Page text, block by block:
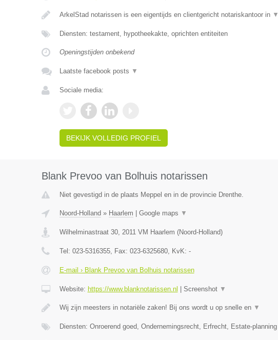
ArkelStad notarissen is een eigentijds en clientgericht notariskantoor in ▼
Diensten: testament, hypotheekakte, oprichten entiteiten
Openingstijden onbekend
Laatste facebook posts ▼
Sociale media:
BEKIJK VOLLEDIG PROFIEL
Blank Prevoo van Bolhuis notarissen
Niet gevestigd in de plaats Meppel en in de provincie Drenthe.
Noord-Holland » Haarlem Google maps ▼
Wilhelminastraat 30, 2011 VM Haarlem (Noord-Holland)
Tel: 023-5316355, Fax: 023-6325680, KvK: -
E-mail › Blank Prevoo van Bolhuis notarissen
Website: https://www.blanknotarissen.nl Screenshot ▼
Wij zijn meesters in notariële zaken! Bij ons wordt u op snelle en ▼
Diensten: Onroerend goed, Ondernemingsrecht, Erfrecht, Estate-planning